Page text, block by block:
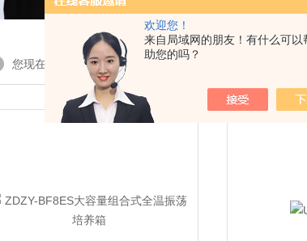
欢迎您！
来自局域网的朋友！有什么可以
助您的吗？
您现在的位置：首页> 产品展示